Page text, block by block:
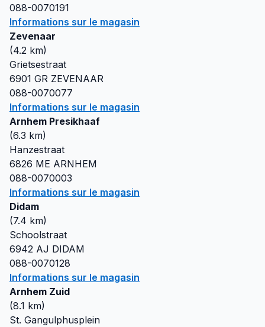
088-0070191
Informations sur le magasin
Zevenaar
(4.2 km)
Grietsestraat
6901 GR ZEVENAAR
088-0070077
Informations sur le magasin
Arnhem Presikhaaf
(6.3 km)
Hanzestraat
6826 ME ARNHEM
088-0070003
Informations sur le magasin
Didam
(7.4 km)
Schoolstraat
6942 AJ DIDAM
088-0070128
Informations sur le magasin
Arnhem Zuid
(8.1 km)
St. Gangulphusplein